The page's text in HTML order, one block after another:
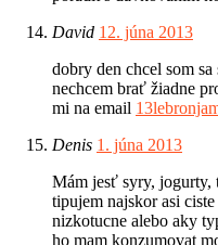
David 12. júna 2013
dobry den chcel som
nechcem brať žiadne
mi na email
Denis 1. júna 2013
Mám jesť syry, jogurty,
tipujem najskor asi
nizkotucne alebo aky
ho mam konzumovat